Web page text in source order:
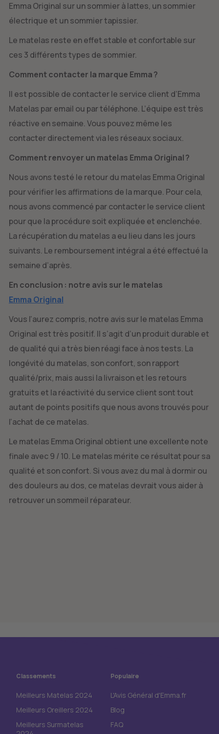
Emma Original sur un sommier à lattes, un sommier
électrique et un sommier tapissier.
Le matelas reste en effet stable et confortable sur
ces 3 différents types de sommier.
Comment contacter la marque Emma ?
Il est possible de contacter le service client d’Emma
Matelas par email ou par téléphone. L’équipe est très
réactive en semaine. Vous pouvez même les
contacter directement via les réseaux sociaux.
Comment renvoyer un matelas Emma Original ?
Nous avons testé le retour du matelas Emma Original
pour vérifier les affirmations de la marque. Pour cela,
nous avons commencé par contacter le service client
pour que la procédure soit expliquée et enclenchée.
La récupération du matelas a eu lieu dans les jours
suivants. Le remboursement intégral a été effectué la
semaine d’après.
En conclusion : notre avis sur le matelas
Emma Original
Vous l’aurez compris, notre avis sur le matelas Emma
Original est très positif. Il s’agit d’un produit durable et
de qualité qui a très bien réagi face à nos tests. La
longévité du matelas, son confort, son rapport
qualité/prix, mais aussi la livraison et les retours
gratuits et la réactivité du service client sont tout
autant de points positifs que nous avons trouvés pour
l’achat de ce matelas.
Le matelas Emma Original obtient une excellente note
finale avec 9 / 10. Le matelas mérite ce résultat pour sa
qualité et son confort. Si vous avez du mal à dormir ou
des douleurs au dos, ce matelas devrait vous aider à
retrouver un sommeil réparateur.
Classements
Meilleurs Matelas 2024
Meilleurs Oreillers 2024
Meilleurs Surmatelas
Populaire
L'Avis Général d'Emma.fr
Blog
FAQ